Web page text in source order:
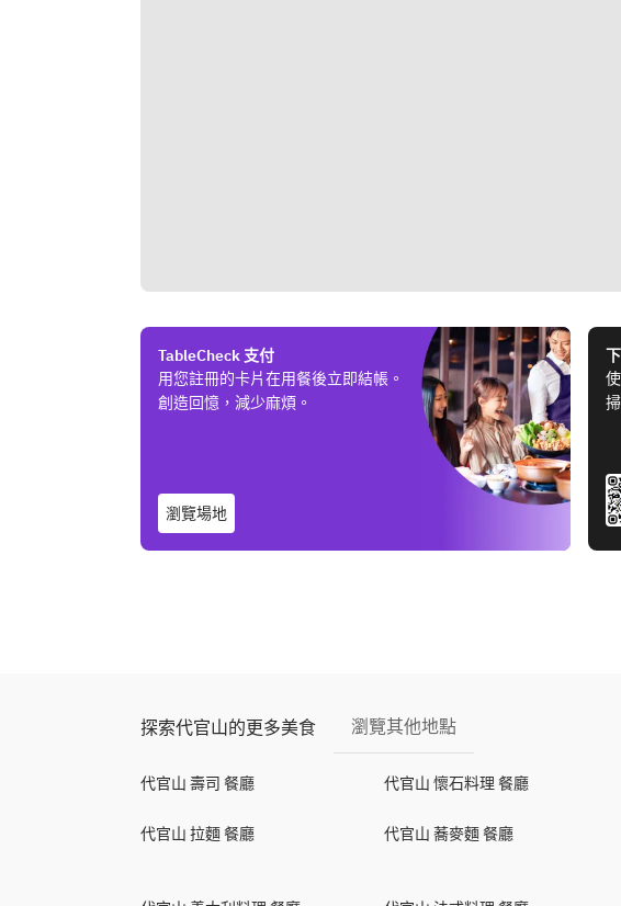
TableCheck 支付
用您註冊的卡片在用餐後立即結帳。
創造回憶，減少麻煩。
瀏覽場地
探索代官山的更多美食 瀏覽其他地點
代官山 壽司 餐廳 代官山 懷石料理 餐廳
代官山 拉麵 餐廳 代官山 蕎麥麵 餐廳